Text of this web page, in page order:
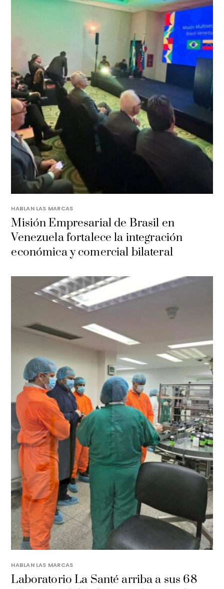
HABLAN LAS MARCAS
Misión Empresarial de Brasil en
Venezuela fortalece la integración
económica y comercial bilateral
HABLAN LAS MARCAS
Laboratorio La Santé arriba a sus 68